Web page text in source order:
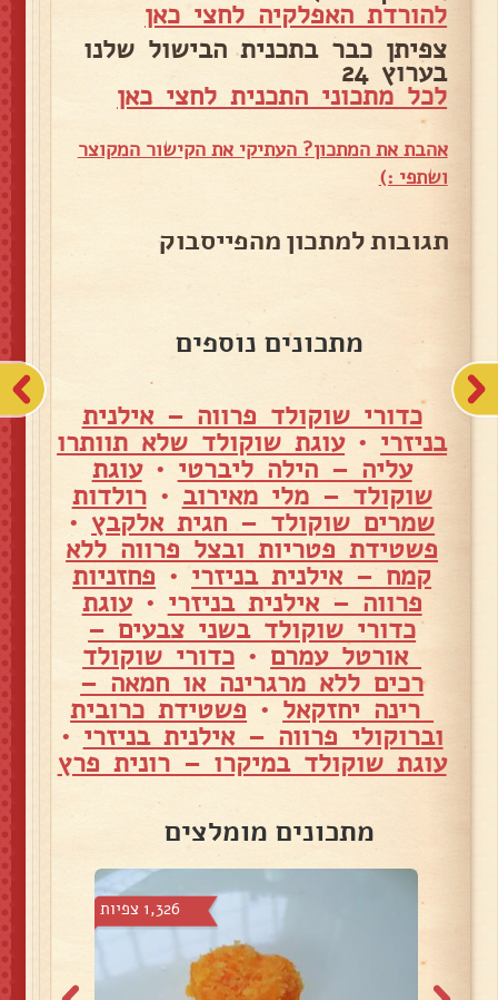
להורדת האפלקיה לחצי כאן
צפיתן כבר בתכנית הבישול שלנו
בערוץ 24
לכל מתכוני התכנית לחצי כאן
אהבת את המתכון? העתיקי את הקישור המקוצר
ושתפי :)
תגובות למתכון מהפייסבוק
מתכונים נוספים
כדורי שוקולד פרווה – אילנית
בניזרי •עוגת שוקולד שלא תוותרו
עליה – הילה ליברטי •עוגת
שוקולד – מלי מאירוב •רולדות
שמרים שוקולד – חגית אלקבץ •
פשטידת פטריות ובצל פרווה ללא
קמח – אילנית בניזרי• פחזניות
פרווה – אילנית בניזרי •עוגת
כדורי שוקולד בשני צבעים –
אורטל עמרם • כדורי שוקולד
רכים ללא מרגרינה או חמאה –
רינה יחזקאל • פשטידת כרובית
וברוקולי פרווה – אילנית בניזרי •
עוגת שוקולד במיקרו – רונית פרץ
מתכונים מומלצים
1,326 צפיות